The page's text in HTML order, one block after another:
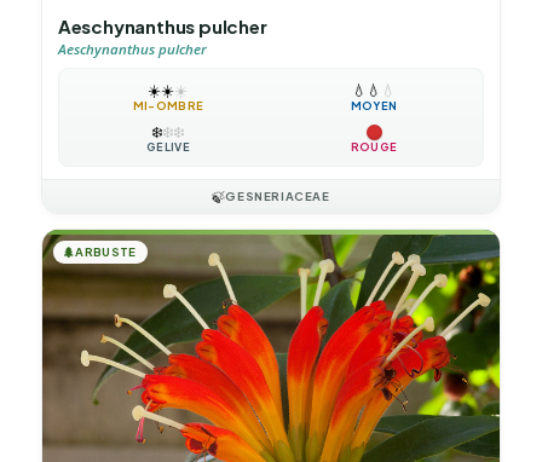
Aeschynanthus pulcher
Aeschynanthus pulcher
☀️☀️☀️
MI-OMBRE
💧 💧 💧
MOYEN
❄️❄️❄️
GÉLIVE ROUGE
🍃GESNERIACEAE
🌲ARBUSTE